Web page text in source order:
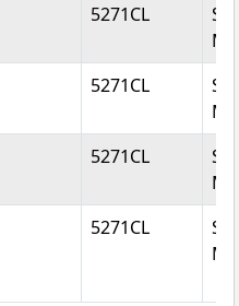
5271CL
5271CL
5271CL
5271CL